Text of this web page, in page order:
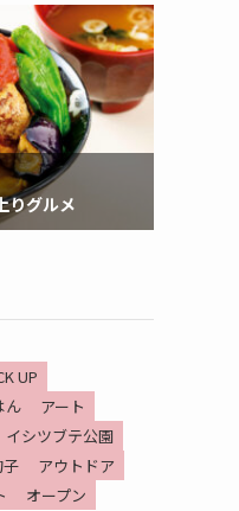
UP
ん
アート
イシツブテ公園
アウトドア
オープン